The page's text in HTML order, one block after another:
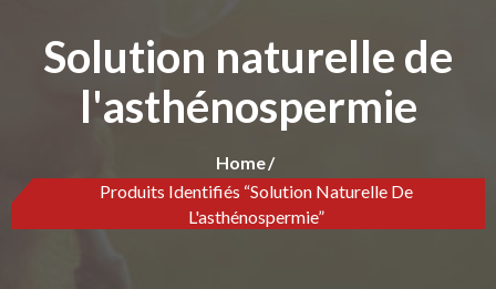
Solution naturelle de
l'asthénospermie
Home
Produits Identifiés “Solution Naturelle De
L'asthénospermie”